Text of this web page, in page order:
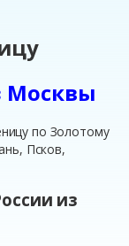
Москвы
по Золотому
Псков,
из